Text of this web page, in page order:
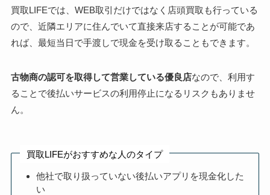
買取LIFEでは、WEB取引だけではなく店頭買取も行っている
ので、近隣エリアに住んでいて直接来店することが可能であ
れば、最短当日で手渡しで現金を受け取ることもできます。
古物商の認可を取得して営業している優良店なので、利用す
ることで後払いサービスの利用停止になるリスクもありませ
ん。
買取LIFEがおすすめな人のタイプ
他社で取り扱っていない後払いアプリを現金化した
い